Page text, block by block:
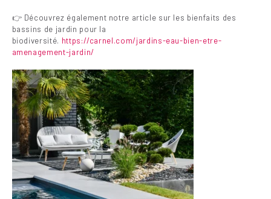
👉 Découvrez également notre article sur les bienfaits des
bassins de jardin pour la
biodiversité. https://carnel.com/jardins-eau-bien-etre-
amenagement-jardin/